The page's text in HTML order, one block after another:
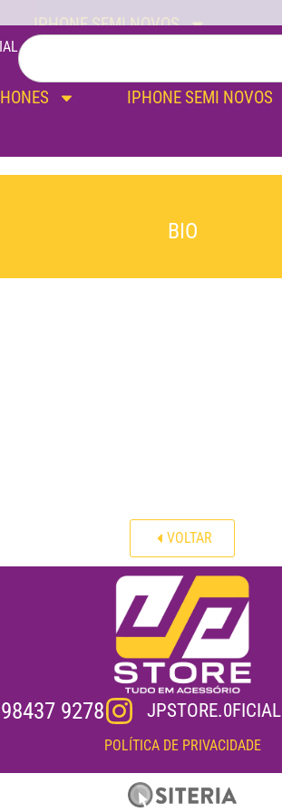
IPHONE SEMI NOVOS
IPHONE SEMI NOVOS
BIO
VOLTAR
98437 9278 JPSTORE.0FICIAL
POLÍTICA DE PRIVACIDADE